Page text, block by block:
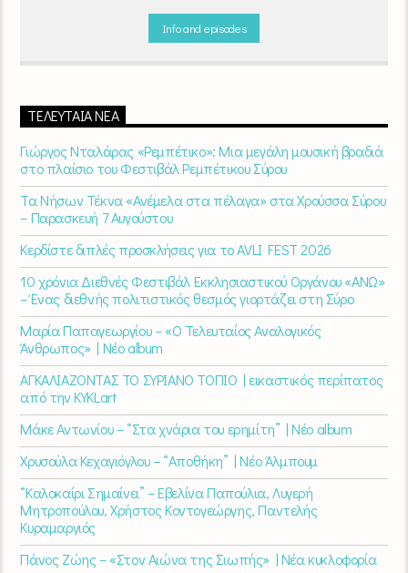
Info and episodes
ΤΕΛΕΥΤΑΊΑ ΝΈΑ
Γιώργος Νταλάρας «Ρεμπέτικο»: Μια μεγάλη μουσική βραδιά
στο πλαίσιο του Φεστιβάλ Ρεμπέτικου Σύρου
Τα Νήσων Τέκνα «Ανέμελα στα πέλαγα» στα Χρούσσα Σύρου
– Παρασκευή 7 Αυγούστου
Κερδίστε διπλές προσκλήσεις για το AVLI FEST 2026
10 χρόνια Διεθνές Φεστιβάλ Εκκλησιαστικού Οργάνου «ΑΝΩ»
– Ένας διεθνής πολιτιστικός θεσμός γιορτάζει στη Σύρο​
Μαρία Παπαγεωργίου – «Ο Τελευταίος Αναλογικός
Άνθρωπος» | Νέο album
ΑΓΚΑΛΙΑΖΟΝΤΑΣ ΤΟ ΣΥΡΙΑΝΟ ΤΟΠΙΟ | εικαστικός περίπατος
από την KYKLart
Μάκε Αντωνίου – “Στα χνάρια του ερημίτη” | Νέο album
Χρυσούλα Κεχαγιόγλου – “Αποθήκη” | Νέο Άλμπουμ
“Καλοκαίρι Σημαίνει” – Εβελίνα Παπούλια, Λυγερή
Μητροπούλου, Χρήστος Κοντογεώργης, Παντελής
Κυραμαργιός
Πάνος Ζώης – «Στον Αιώνα της Σιωπής» | Νέα κυκλοφορία